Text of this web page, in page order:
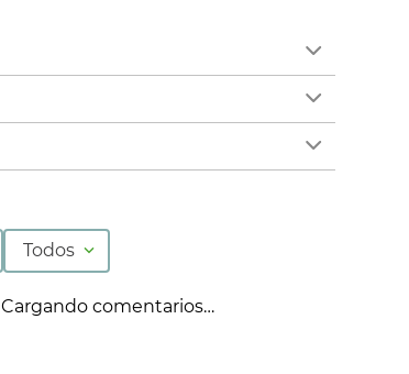
Todos
Cargando comentarios…